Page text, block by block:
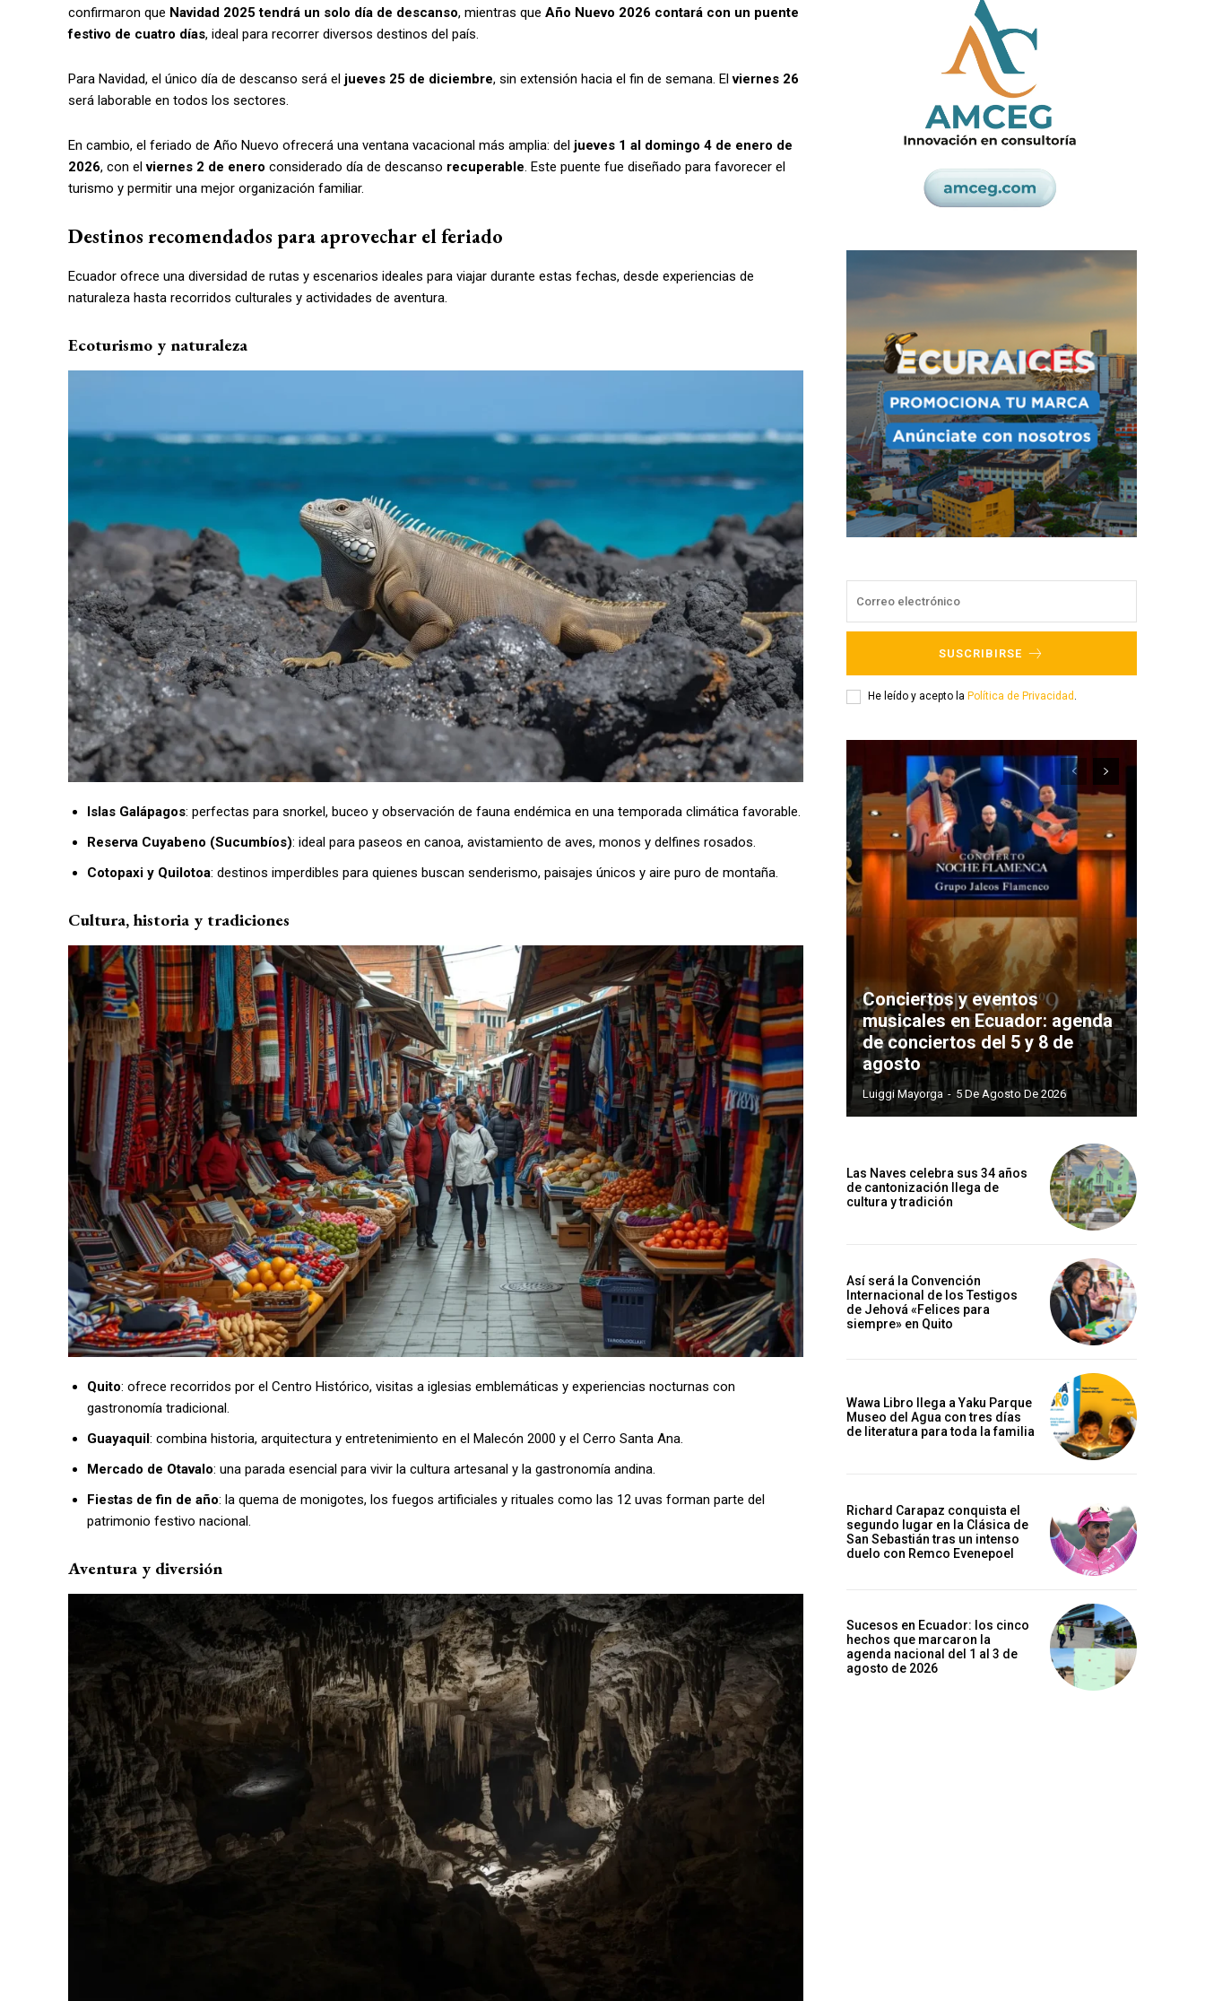
confirmaron que Navidad 2025 tendrá un solo día de descanso, mientras que Año Nuevo 2026 contará con un puente
festivo de cuatro días, ideal para recorrer diversos destinos del país.
Para Navidad, el único día de descanso será el jueves 25 de diciembre, sin extensión hacia el fin de semana. Elviernes 26
será laborable en todos los sectores.
En cambio, el feriado de Año Nuevo ofrecerá una ventana vacacional más amplia: del jueves 1 al domingo 4 de enero de
2026, con elviernes 2 de enero considerado día de descanso recuperable. Este puente fue diseñado para favorecer el
turismo y permitir una mejor organización familiar.
Destinos recomendados para aprovechar el feriado
Ecuador ofrece una diversidad de rutas y escenarios ideales para viajar durante estas fechas, desde experiencias de
naturaleza hasta recorridos culturales y actividades de aventura.
Ecoturismo y naturaleza
Islas Galápagos: perfectas para snorkel, buceo y observación de fauna endémica en una temporada climática favorable.
Reserva Cuyabeno (Sucumbíos): ideal para paseos en canoa, avistamiento de aves, monos y delfines rosados.
Cotopaxi y Quilotoa: destinos imperdibles para quienes buscan senderismo, paisajes únicos y aire puro de montaña.
Cultura, historia y tradiciones
Quito: ofrece recorridos por el Centro Histórico, visitas a iglesias emblemáticas y experiencias nocturnas con
gastronomía tradicional.
Guayaquil: combina historia, arquitectura y entretenimiento en el Malecón 2000 y el Cerro Santa Ana.
Mercado de Otavalo: una parada esencial para vivir la cultura artesanal y la gastronomía andina.
Fiestas de fin de año: la quema de monigotes, los fuegos artificiales y rituales como las 12 uvas forman parte del
patrimonio festivo nacional.
Aventura y diversión
SUSCRIBIRSE
He leído y acepto la Política de Privacidad .
Conciertos y eventos
musicales en Ecuador: agenda
de conciertos del 5 y 8 de
agosto
Luiggi Mayorga - 5 De Agosto De 2026
Las Naves celebra sus 34 años
de cantonización llega de
cultura y tradición
Así será la Convención
Internacional de los Testigos
de Jehová «Felices para
siempre» en Quito
Wawa Libro llega a Yaku Parque
Museo del Agua con tres días
de literatura para toda la familia
Richard Carapaz conquista el
segundo lugar en la Clásica de
San Sebastián tras un intenso
duelo con Remco Evenepoel
Sucesos en Ecuador: los cinco
hechos que marcaron la
agenda nacional del 1 al 3 de
agosto de 2026